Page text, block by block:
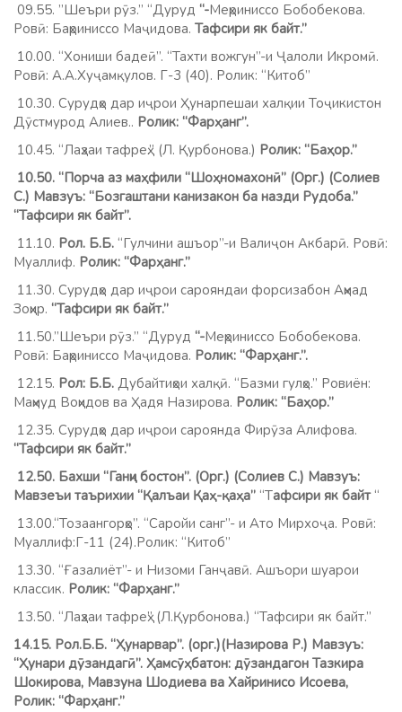
09.55. ”Шеъри рӯз.” “Дуруд “-Меҳриниссо Бобобекова.
Ровӣ: Баҳриниссо Маҷидова. Тафсири як байт.”
10.00. “Хониши бадеӣ”. “Тахти вожгун”-и Ҷалоли Икромӣ.
Ровӣ: А.А.Хуҷамқулов. Г-3 (40). Ролик: “Китоб”
10.30. Сурудҳо дар иҷрои Ҳунарпешаи халқии Тоҷикистон
Дӯстмурод Алиев.. Ролик: “Фарҳанг”.
10.45. “Лаҳзаи тафреҳ.” (Л. Қурбонова.) Ролик: “Баҳор.”
10.50. “Порча аз маҳфили “Шоҳномахонӣ” (Орг.) (Солиев
С.) Мавзуъ: “Бозгаштани канизакон ба назди Рудоба.”
“Тафсири як байт”.
11.10. Рол. Б.Б. “Гулчини ашъор”-и Валиҷон Акбарӣ. Ровӣ:
Муаллиф. Ролик: “Фарҳанг.”
11.30. Сурудҳо дар иҷрои сарояндаи форсизабон Аҳмад
Зоҳир. “Тафсири як байт.”
11.50.”Шеъри рӯз.” “Дуруд “-Меҳриниссо Бобобекова.
Ровӣ: Баҳриниссо Маҷидова. Ролик: “Фарҳанг.”.
12.15. Рол: Б.Б. Дубайтиҳои халқӣ. “Базми гулҳо.” Ровиён:
Маҳмуд Воҳидов ва Ҳадя Назирова. Ролик: “Баҳор.”
12.35. Сурудҳо дар иҷрои сароянда Фирӯза Алифова.
“Тафсири як байт.”
12.50. Бахши “Ганҷи бостон”. (Орг.) (Солиев С.) Мавзуъ:
Мавзеъи таърихии “Қалъаи Қаҳ-қаҳа” “Тафсири як байт“
13.00.“Тозаангорҳо”. “Саройи санг”- и Ато Мирхоҷа. Ровӣ:
Муаллиф:Г-11 (24).Ролик: “Китоб”
13.30. “Ғазалиёт”- и Низоми Ганҷавӣ. Ашъори шуарои
классик. Ролик: “Фарҳанг.”
13.50. “Лаҳзаи тафреҳ” (Л.Қурбонова.) “Тафсири як байт.”
14.15. Рол.Б.Б. “Ҳунарвар”. (орг.)(Назирова Р.) Мавзуъ:
“Ҳунари дӯзандагӣ”. Ҳамсӯҳбатон: дӯзандагон Тазкира
Шокирова, Мавзуна Шодиева ва Хайринисо Исоева,
Ролик: “Фарҳанг.”